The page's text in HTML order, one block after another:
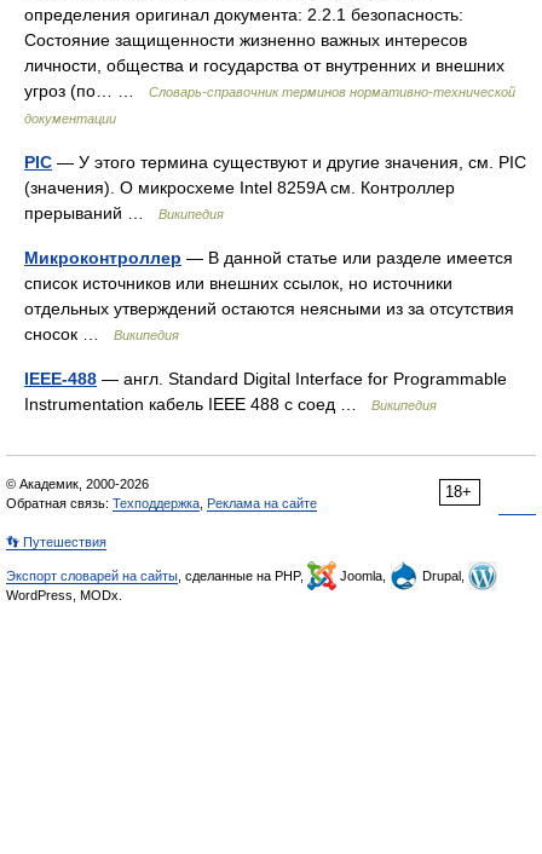
определения оригинал документа: 2.2.1 безопасность:
Состояние защищенности жизненно важных интересов
личности, общества и государства от внутренних и внешних
угроз (по… …
Словарь-справочник терминов нормативно-технической
документации
PIC — У этого термина существуют и другие значения, см. PIC
(значения). О микросхеме Intel 8259A см. Контроллер
прерываний …
Википедия
Микроконтроллер — В данной статье или разделе имеется
список источников или внешних ссылок, но источники
отдельных утверждений остаются неясными из за отсутствия
сносок …
Википедия
IEEE-488 — англ. Standard Digital Interface for Programmable
Instrumentation кабель IEEE 488 с соед …
Википедия
18+
© Академик, 2000-2026
Обратная связь: Техподдержка Реклама на сайте
👣 Путешествия
Экспорт словарей на сайты , сделанные на PHP, Joomla,
Drupal,
WordPress, MODx.